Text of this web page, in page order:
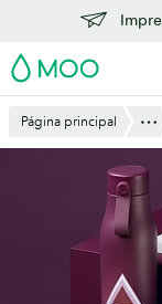
contenido
principal
MOO
Página principal